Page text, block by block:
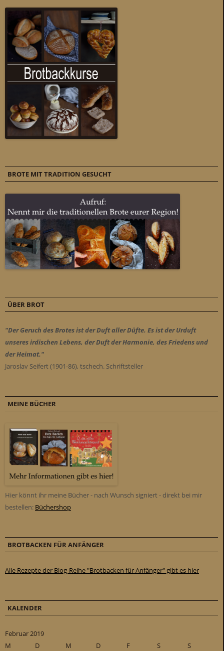
BROTE MIT TRADITION GESUCHT
ÜBER BROT
"Der Geruch des Brotes ist der Duft aller Düfte. Es ist der Urduft
unseres irdischen Lebens, der Duft der Harmonie, des Friedens und
der Heimat."
Jaroslav Seifert (1901-86), tschech. Schriftsteller
MEINE BÜCHER
Hier könnt ihr meine Bücher - nach Wunsch signiert - direkt bei mir
bestellen: Büchershop
BROTBACKEN FÜR ANFÄNGER
Alle Rezepte der Blog-Reihe "Brotbacken für Anfänger" gibt es hier
KALENDER
Februar 2019
M
D M D F S
S